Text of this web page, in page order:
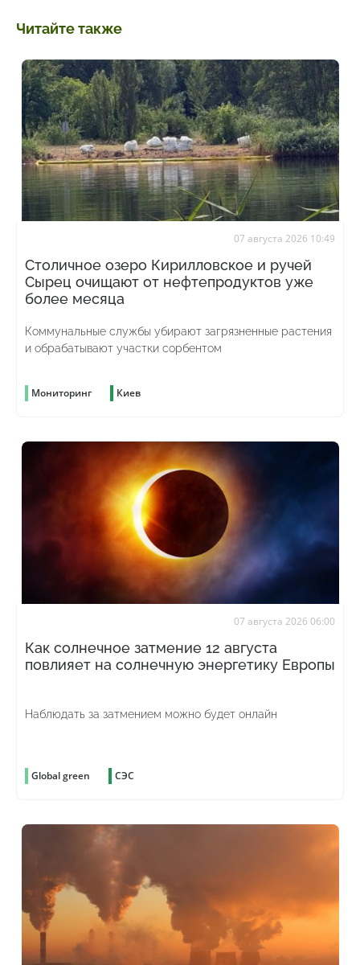
Читайте также
07 августа 2026 10:49
Столичное озеро Кирилловское и ручей
Сырец очищают от нефтепродуктов уже
более месяца
Коммунальные службы убирают загрязненные растения
и обрабатывают участки сорбентом
Мониторинг Киев
07 августа 2026 06:00
Как солнечное затмение 12 августа
повлияет на солнечную энергетику Европы
Наблюдать за затмением можно будет онлайн
Global green СЭС